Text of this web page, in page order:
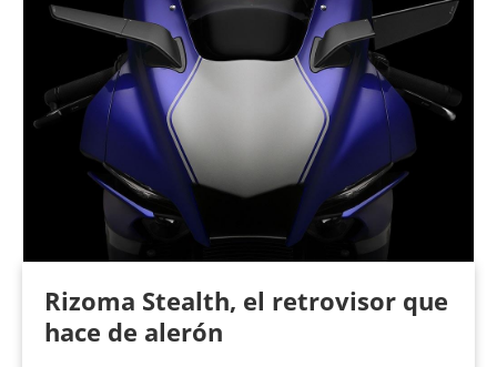
Rizoma Stealth, el retrovisor que
hace de alerón